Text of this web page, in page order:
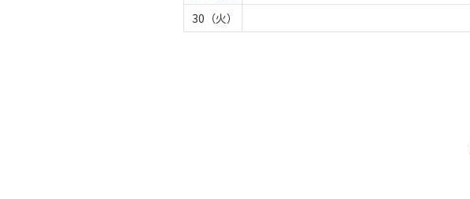
30（火）